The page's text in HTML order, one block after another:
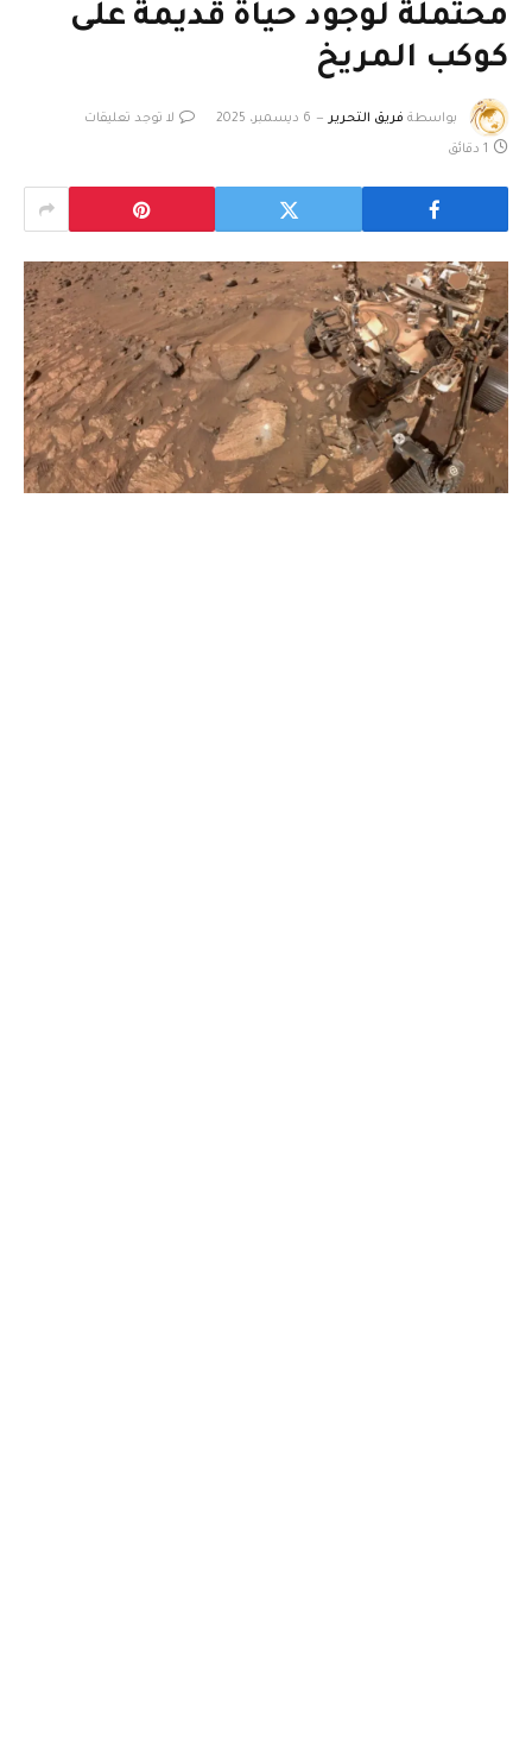
محتملة لوجود حياة قديمة على
كوكب المريخ
بواسطة فريق التحرير 6 ديسمبر، 2025 لا توجد تعليقات
1 دقائق